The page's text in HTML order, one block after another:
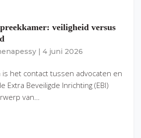
veiligheid versus
4 juni 2026
is het contact tussen advocaten en
Extra Beveiligde Inrichting (EBI)
van…